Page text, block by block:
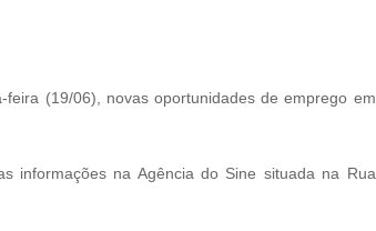
(19/06), novas oportunidades de emprego em
informações na Agência do Sine situada na Rua